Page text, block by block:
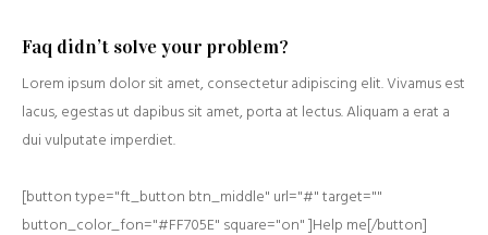
Faq didn’t solve your problem?
Lorem ipsum dolor sit amet, consectetur adipiscing elit. Vivamus est
lacus, egestas ut dapibus sit amet, porta at lectus. Aliquam a erat a
dui vulputate imperdiet.
[button type="ft_button btn_middle" url="#" target=""
button_color_fon="#FF705E" square="on" ]Help me[/button]